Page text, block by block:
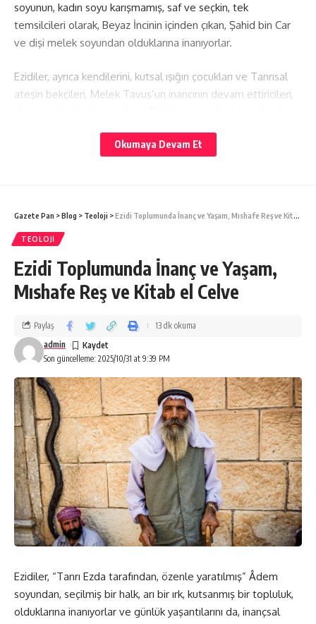
soyunun, kadın soyu karışmamış, saf ve seçkin, tek
temsilcileri olarak, Beyaz İncinin içinden çıkan, Şahid bin Car
ve dişi melek soyundan olduklarına inanıyorlar.
Ezidiler, ayrıca kendilerini, kutsal ışığın çocukları ve Tanrısal
ateşin bekçileri, Melek Tavus’un inancının devam ettiricileri,
kuzuları olarak, tanıtırlar. Onlar kutsal ateşin sahipleri ve
Ezda’nin, korunan, kutsal ağılındaki kınalı kuzularıdır.
Adiy’nin, Tanrı Ezda’dan vahiy “Fısıltı” aldığını, kabul ediyorlar.
Şeyh Adiy’nın, dağılmak, yok olmak üzere olan, “Tanrı Ezda”
inancını, Melek Tavus öğretilerini, yeniden toparlayarak
metodik ve kurumsal bir hale getirdiğine, inanıyor, Melek
Tavus’un da, bu görevi yerine getirmesi için, Şeyh Adiy’nin
Ezidi’lik inancında, kıyamet ve ahiret inancı gibi, sonradan
hesap verilecek bir yerin varlığı, söz konusu değildir. İnsanın
inanışına ve dünyevi yaşayışına göre, Dünya istenirse,
Cennete de, Cehenneme de dönüşebilir, dönüştürülebilir. Bu,
ancak kişinin yaşam biçimine, Ezidi kurallarına uymasına ve
düşüncelerine bağlıdır.
Melek-i Tavus, Dünyasal bütün bu işlerin, denetleyicisi ve
Tanrı Ezda’nın da bu Dünya’daki gölgesidir. Bundan dolayı,
Melek-i Tavus’u, “Şeytan” lanetlenmiş, kovulmuş biri olarak
değil, Tanrı Ezda’nın Dünya’yı biçimlendirme, görevi ile
görevli olarak görürler.
Dünya da, masum ve mazlum ırklara, doğruyu ve yanlışı
göstermek, Tanrısal “nur’u,” ışığı sahiplenmek ve korumak
için, gönderdiği bir elçi olarak görüyorlar.
Okumaya Devam Et
Gazete Pan >Blog > Teoloji >Ezidi Toplumunda İnanç ve Yaşam, Mıshafe Reş ve Kitab el Celve
TEOLOJI
Ezidi Toplumunda İnanç ve Yaşam,
Mıshafe Reş ve Kitab el Celve
Son güncelleme: 2025/10/31 at 9:39 PM
admin
Paylaş 13 dk okuma
Ezidiler, “Tanrı Ezda tarafından, özenle yaratılmış” Âdem
soyundan, seçilmiş bir halk, arı bir ırk, kutsanmış bir topluluk,
olduklarına inanıyorlar ve günlük yaşantılarını da, inançsal